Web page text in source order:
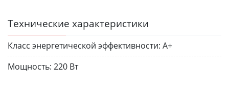
Технические характеристики
Класс энергетической эффективности: A+
Мощность: 220 Вт